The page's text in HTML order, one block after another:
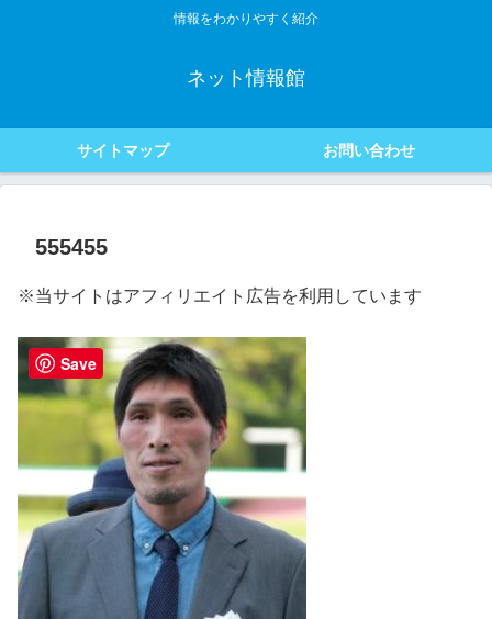
情報をわかりやすく紹介
ネット情報館
サイトマップ お問い合わせ
555455
※当サイトはアフィリエイト広告を利用しています
Save